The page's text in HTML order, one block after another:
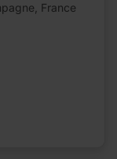
France